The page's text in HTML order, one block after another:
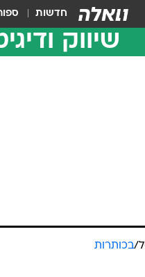
חדשות
שיווק
/בכותרות